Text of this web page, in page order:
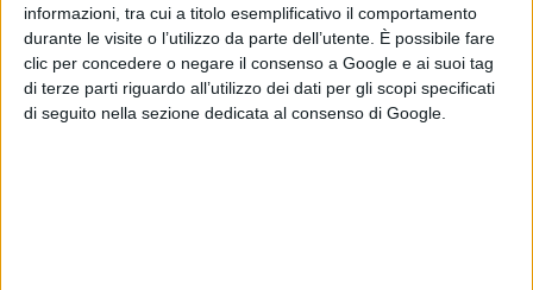
informazioni, tra cui a titolo esemplificativo il comportamento
durante le visite o l’utilizzo da parte dell’utente. È possibile fare
clic per concedere o negare il consenso a Google e ai suoi tag
di terze parti riguardo all’utilizzo dei dati per gli scopi specificati
di seguito nella sezione dedicata al consenso di Google.
una bella partita e ad una prova di carattere dei loro
beniamini, contro una formazione fortissima. Purtroppo
il risultato non ci ripaga dell’ottima prestazione. Con la